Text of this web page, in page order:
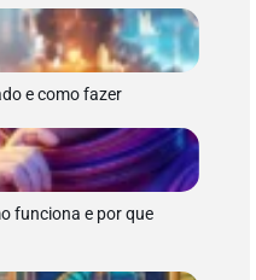
e como fazer
funciona e por que